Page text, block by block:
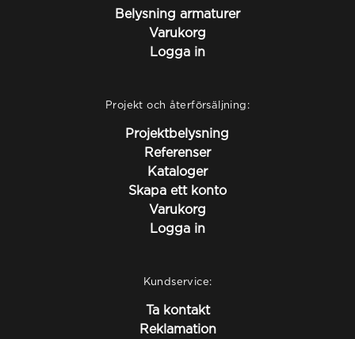
Belysning armaturer
Varukorg
Logga in
Projekt och återförsäljning:
Projektbelysning
Referenser
Kataloger
Skapa ett konto
Varukorg
Logga in
Kundservice:
Ta kontakt
Reklamation